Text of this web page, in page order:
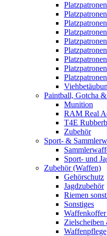
Paintball, Gotcha
Munition
RAM Real
T4E
Zubehör
Sport- &
Sport- und
Zubehör (Waffen)
Gehörschutz
Jagdzubehör
Riemen
Sonstiges
Waffenpflege